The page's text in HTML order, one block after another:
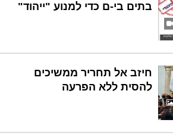
בתים בי-ם כדי למנוע "ייהוד"
חיזב אל תחריר ממשיכים
להסית ללא הפרעה